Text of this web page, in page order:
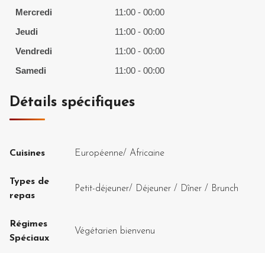
Mercredi
11:00 - 00:00
Jeudi
11:00 - 00:00
Vendredi
11:00 - 00:00
Samedi
11:00 - 00:00
Détails spécifiques
Cuisines Européenne/ Africaine
Types de
repas
Petit-déjeuner/ Déjeuner / Dîner / Brunch
Régimes
Spéciaux
Végétarien bienvenu